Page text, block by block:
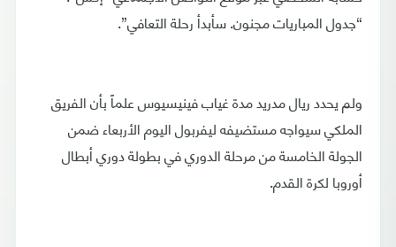
“جدول المباريات مجنون. سأبدأ رحلة التعافي”.
ولم يحدد ريال مدريد مدة غياب فينيسيوس علماً بأن الفريق
الملكي سيواجه مستضيفه ليفربول اليوم الأربعاء ضمن
الجولة الخامسة من مرحلة الدوري في بطولة دوري أبطال
أوروبا لكرة القدم.